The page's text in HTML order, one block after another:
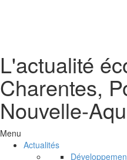
L'actualité
Charentes,
Nouvelle-
Menu
Actualités